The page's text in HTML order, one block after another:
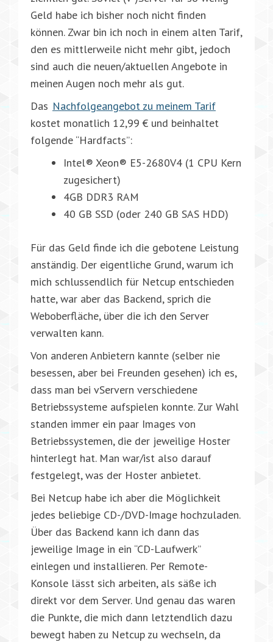
Geld habe ich bisher noch nicht finden
können. Zwar bin ich noch in einem alten Tarif,
den es mittlerweile nicht mehr gibt, jedoch
sind auch die neuen/aktuellen Angebote in
meinen Augen noch mehr als gut.
Das Nachfolgeangebot zu meinem Tarif
kostet monatlich 12,99 € und beinhaltet
folgende “Hardfacts”:
Intel® Xeon® E5-2680V4 (1 CPU Kern
zugesichert)
4GB DDR3 RAM
40 GB SSD (oder 240 GB SAS HDD)
Für das Geld finde ich die gebotene Leistung
anständig. Der eigentliche Grund, warum ich
mich schlussendlich für Netcup entschieden
hatte, war aber das Backend, sprich die
Weboberfläche, über die ich den Server
verwalten kann.
Von anderen Anbietern kannte (selber nie
besessen, aber bei Freunden gesehen) ich es,
dass man bei vServern verschiedene
Betriebssysteme aufspielen konnte. Zur Wahl
standen immer ein paar Images von
Betriebssystemen, die der jeweilige Hoster
hinterlegt hat. Man war/ist also darauf
festgelegt, was der Hoster anbietet.
Bei Netcup habe ich aber die Möglichkeit
jedes beliebige CD-/DVD-Image hochzuladen.
Über das Backend kann ich dann das
jeweilige Image in ein “CD-Laufwerk”
einlegen und installieren. Per Remote-
Konsole lässt sich arbeiten, als säße ich
direkt vor dem Server. Und genau das waren
die Punkte, die mich dann letztendlich dazu
bewegt haben zu Netcup zu wechseln, da